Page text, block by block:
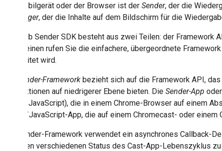
Das Mobilgerät oder der Browser ist der Sender, der die
Empfänger, der die Inhalte auf dem Bildschirm für die
Das Web Sender SDK besteht aus zwei Teilen: der Framework
Allgemeinen rufen Sie die einfachere, übergeordnete
verarbeitet wird.
Sender-Framework bezieht sich auf die Framework API,
für Funktionen auf niedrigerer Ebene bieten. Die Sender-App oder
(HTML/JavaScript), die in einem Chrome-Browser auf einem
HTML-/JavaScript-App, die auf einem Chromecast- oder einem
Das Sender-Framework verwendet ein asynchrones Callback-
zwischen verschiedenen Status des Cast-App-Lebenszyklus